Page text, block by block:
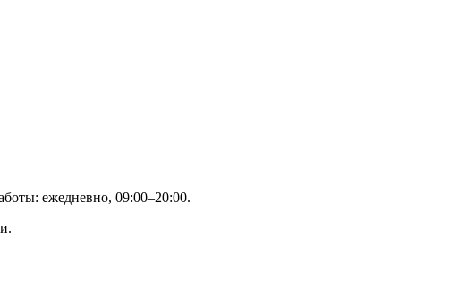
ежедневно, 09:00–20:00.